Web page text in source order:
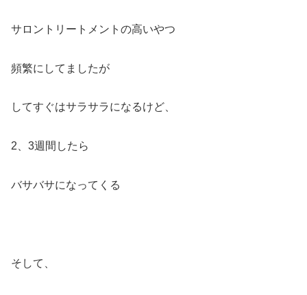
サロントリートメントの高いやつ
頻繁にしてましたが
してすぐはサラサラになるけど、
2、3週間したら
バサバサになってくる
そして、